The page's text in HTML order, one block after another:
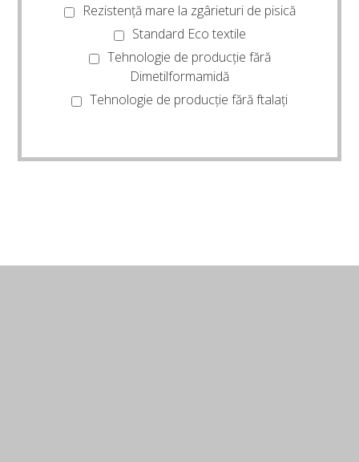
Rezistență mare la zgârieturi de pisică
Standard Eco textile
Tehnologie de producție fără
Dimetilformamidă
Tehnologie de producție fără ftalați